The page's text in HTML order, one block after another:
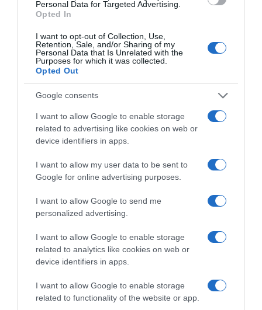
Personal Data for Targeted Advertising.
Opted In
I want to opt-out of Collection, Use,
Retention, Sale, and/or Sharing of my
Personal Data that Is Unrelated with the
Purposes for which it was collected.
Opted Out
Google consents
I want to allow Google to enable storage
related to advertising like cookies on web or
device identifiers in apps.
I want to allow my user data to be sent to
Google for online advertising purposes.
I want to allow Google to send me
personalized advertising.
I want to allow Google to enable storage
related to analytics like cookies on web or
device identifiers in apps.
I want to allow Google to enable storage
related to functionality of the website or app.
2026-08-07.
Mikes Anna és Krausz Gábor kitálaltak a házasságukról
3 ok, amiért egy idősebb nő fiatalabb férfit választ